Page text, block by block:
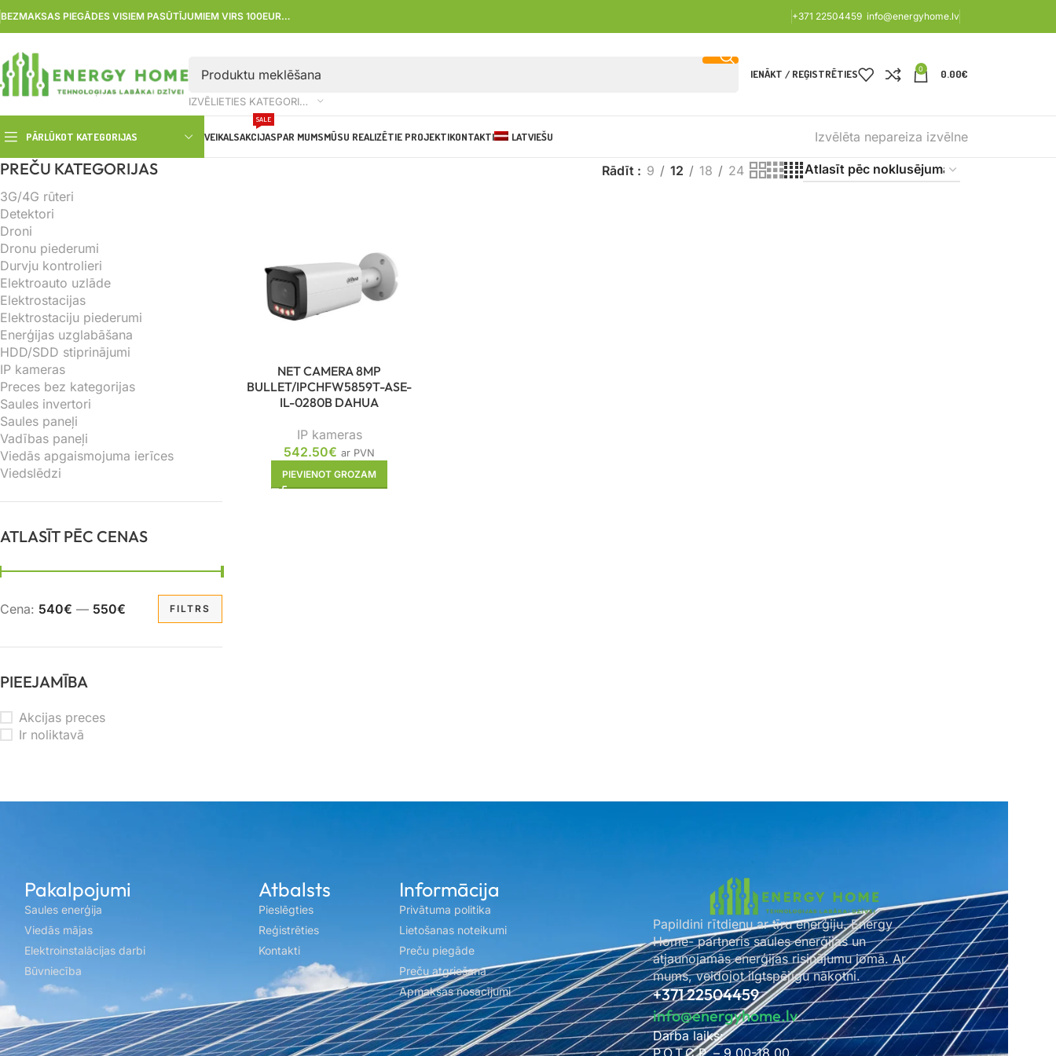
BEZMAKSAS PIEGĀDES VISIEM PASŪTĪJUMIEM VIRS 100EUR… +371 22504459 info@energyhome.lv
IZVĒLIETIES KATEGORIJU
IENĀKT / REĢISTRĒTIES 0 0.00€
PĀRLŪKOT KATEGORIJAS VEIKALSAKCIJAS
SALE
PAR MUMSMŪSU REALIZĒTIE PROJEKTIKONTAKTI LATVIEŠU Izvēlēta nepareiza izvēlne
PREČU KATEGORIJAS
3G/4G rūteri
Detektori
Droni
Dronu piederumi
Durvju kontrolieri
Elektroauto uzlāde
Elektrostacijas
Elektrostaciju piederumi
Enerģijas uzglabāšana
HDD/SDD stiprinājumi
IP kameras
Preces bez kategorijas
Saules invertori
Saules paneļi
Vadības paneļi
Viedās apgaismojuma ierīces
Viedslēdzi
ATLASĪT PĒC CENAS
FILTRS
Cena: 540€ — 550€
PIEEJAMĪBA
Akcijas preces
Ir noliktavā
Rādīt 9 12 18 24
NET CAMERA 8MP
BULLET/IPCHFW5859T-ASE-
IL-0280B DAHUA
IP kameras
542.50€ ar PVN
PIEVIENOT GROZAM
Pakalpojumi
Saules enerģija
Viedās mājas
Elektroinstalācijas darbi
Būvniecība
Atbalsts
Pieslēgties
Reģistrēties
Kontakti
Informācija
Privātuma politika
Lietošanas noteikumi
Preču piegāde
Preču atgriešana
Apmaksas nosacījumi
Papildini rītdienu ar tīru enerģiju. Energy
Home- partneris saules enerģijas un
atjaunojamās enerģijas risinājumu jomā. Ar
mums, veidojot ilgtspējīgu nākotni.
+371 22504459
info@energyhome.lv
Darba laiks:
P.O.T.C.P. – 9.00-18.00